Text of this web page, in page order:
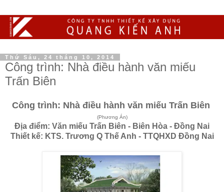
Thứ Sáu, 24 tháng 10, 2014
Công trình: Nhà điều hành văn miếu
Trấn Biên
Công trình: Nhà điều hành văn miếu Trấn Biên
(Phương Án)
Địa điểm: Văn miếu Trấn Biên - Biên Hòa - Đồng Nai
Thiết kế: KTS. Trương Q Thế Anh - TTQHXD Đồng Nai